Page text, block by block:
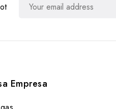
Empresa